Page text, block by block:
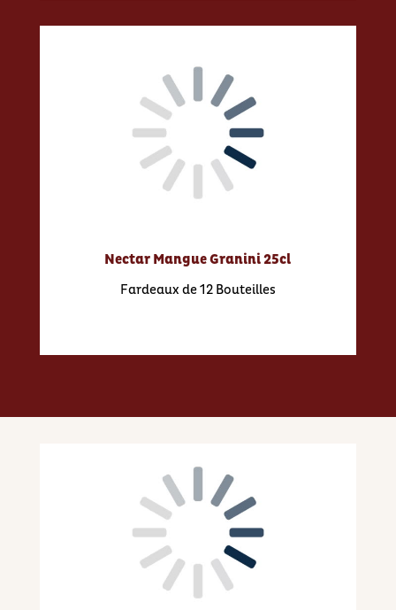
Nectar Mangue Granini 25cl
Fardeaux de 12 Bouteilles